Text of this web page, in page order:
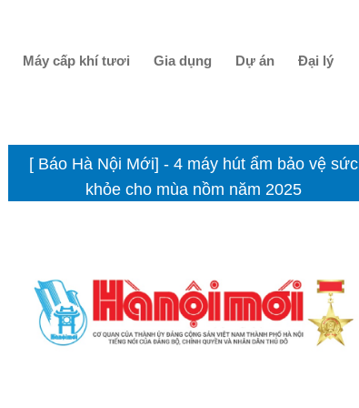
Máy cấp khí tươi Gia dụng Dự án Đại lý
[ Báo Hà Nội Mới] - 4 máy hút ẩm bảo vệ sức
khỏe cho mùa nồm năm 2025